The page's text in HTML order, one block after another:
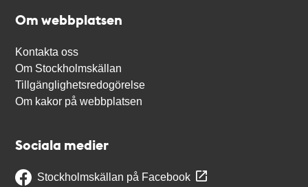
Om webbplatsen
Kontakta oss
Om Stockholmskällan
Tillgänglighetsredogörelse
Om kakor på webbplatsen
Sociala medier
Stockholmskällan på Facebook